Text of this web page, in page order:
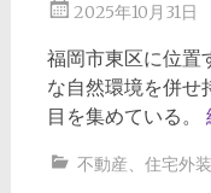
2025年10月31日
福岡市東区に位置
な自然環境を併せ
目を集めている。
不動産、 住宅外装